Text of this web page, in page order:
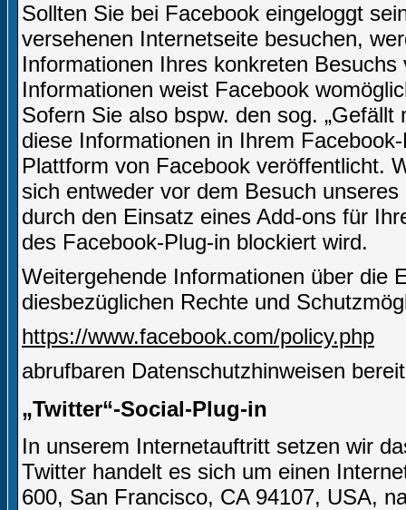
Sollten Sie bei Facebook eingeloggt
versehenen Internetseite besuchen,
Informationen Ihres konkreten
Informationen weist Facebook
Sofern Sie also bspw. den sog.
diese Informationen in Ihrem
Plattform von Facebook veröffentlicht.
sich entweder vor dem Besuch
durch den Einsatz eines Add-ons für
des Facebook-Plug-in blockiert wird.
Weitergehende Informationen über die
diesbezüglichen Rechte und
https://www.facebook.com/policy.php
abrufbaren Datenschutzhinweisen
„Twitter“-Social-Plug-in
In unserem Internetauftritt setzen wir
Twitter handelt es sich um einen
600, San Francisco, CA 94107, USA,